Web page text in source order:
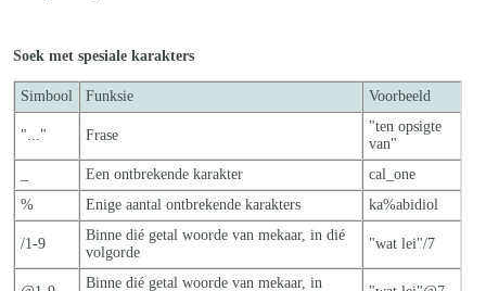
Soek met spesiale karakters
Simbool Funksie Voorbeeld
"..." Frase
"ten opsigte
van"
Een ontbrekende karakter
cal_one
%
Enige aantal ontbrekende karakters ka%abidiol
/1-9
Binne dié getal woorde van mekaar, in dié
volgorde
"wat lei"/7
Binne dié getal woorde van mekaar, in